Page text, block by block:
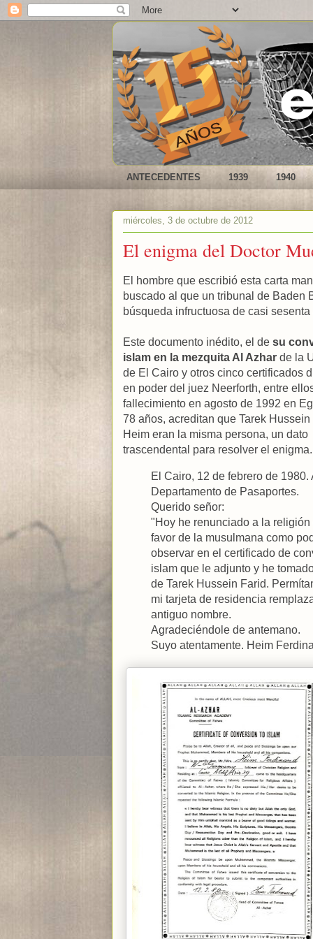
ANTECEDENTES 1939 1940
miércoles, 3 de octubre de 2012
El enigma del Doctor
El hombre que escribió esta carta
buscado al que un tribunal de Baden
búsqueda infructuosa de casi sesenta
Este documento inédito, el de su
islam en la mezquita Al Azhar de la
de El Cairo y otros cinco certificados
en poder del juez Neerforth, entre
fallecimiento en agosto de 1992 en
78 años, acreditan que Tarek Hussein
Heim eran la misma persona, un dato
trascendental para resolver el enigma.
El Cairo, 12 de febrero de 1980.
Departamento de Pasaportes.
Querido señor:
"Hoy he renunciado a la religión
favor de la musulmana como
observar en el certificado de
islam que le adjunto y he
de Tarek Hussein Farid.
mi tarjeta de residencia
antiguo nombre.
Agradeciéndole de antemano.
Suyo atentamente. Heim